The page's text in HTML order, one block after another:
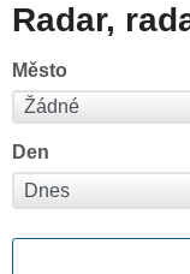
Radar,
Město
Den